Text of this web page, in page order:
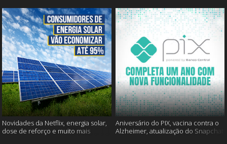
Novidades da Netflix, energia solar,
dose de reforço e muito mais
Aniversário do PIX, vacina contra o
Alzheimer, atualização do Snapchat